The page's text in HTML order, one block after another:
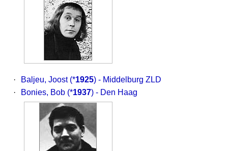
· Baljeu, Joost (*1925) - Middelburg ZLD
·
Bonies, Bob (*1937) - Den Haag